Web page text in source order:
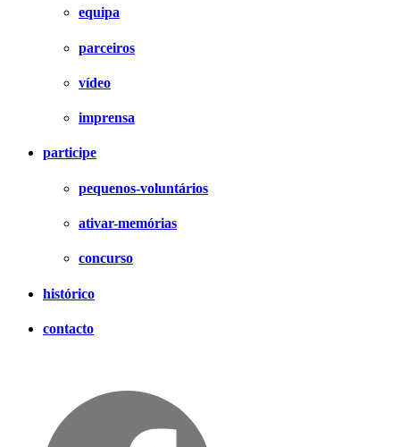
equipa
parceiros
vídeo
imprensa
participe
pequenos-voluntários
ativar-memórias
concurso
histórico
contacto